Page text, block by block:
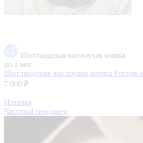
Шотландская вислоухая кошка
до 1 мес.
Шотландские вислоухие котята
7 000 ₽
Наталья
Частный продавец